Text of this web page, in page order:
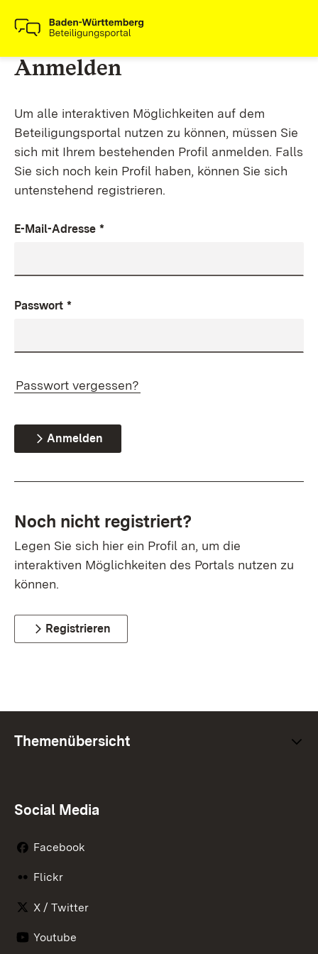
Anmelden
Um alle interaktiven Möglichkeiten auf dem
Beteiligungsportal nutzen zu können, müssen Sie
sich mit Ihrem bestehenden Profil anmelden. Falls
Sie sich noch kein Profil haben, können Sie sich
untenstehend registrieren.
E-Mail-Adresse *
Passwort *
Passwort vergessen?
Anmelden
Noch nicht registriert?
Legen Sie sich hier ein Profil an, um die
interaktiven Möglichkeiten des Portals nutzen zu
können.
Registrieren
Themenübersicht
Social Media
Facebook
Flickr
X / Twitter
Youtube